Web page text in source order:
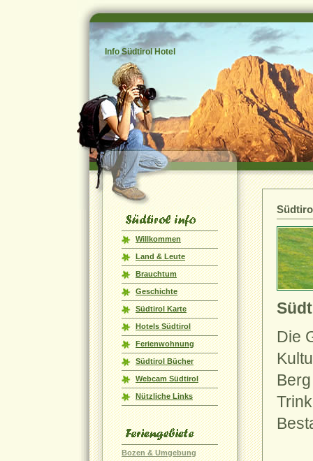
Info Südtirol Hotel
Die
Willkommen
Land & Leute
Brauchtum
Geschichte
Südtirol Karte
Hotels Südtirol
Ferienwohnung
Südtirol Bücher
Webcam Südtirol
Nützliche Links
Bozen & Umgebung